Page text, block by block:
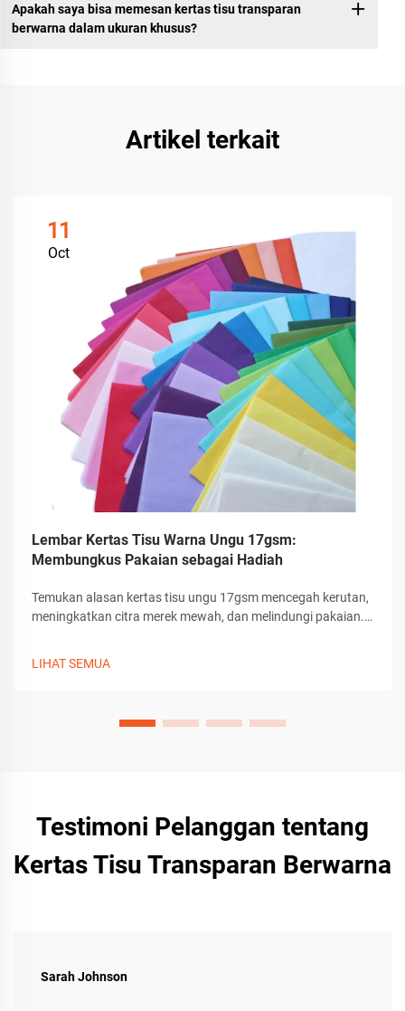
Apakah saya bisa memesan kertas tisu transparan
berwarna dalam ukuran khusus?
Artikel terkait
11
Oct
Lembar Kertas Tisu Warna Ungu 17gsm:
Membungkus Pakaian sebagai Hadiah
Temukan alasan kertas tisu ungu 17gsm mencegah kerutan,
meningkatkan citra merek mewah, dan melindungi pakaian.
LIHAT SEMUA
Testimoni Pelanggan tentang
Kertas Tisu Transparan Berwarna
Sarah Johnson